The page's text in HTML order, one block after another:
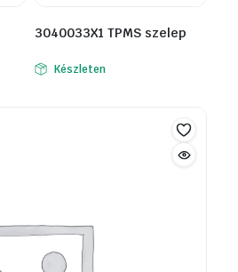
3040033X1 TPMS szelep
Készleten